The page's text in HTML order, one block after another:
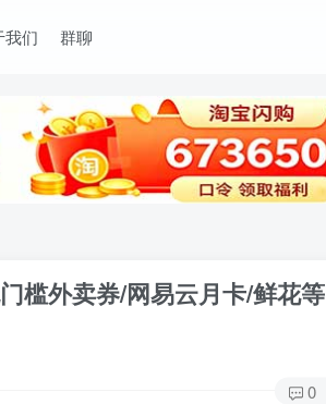
我们 群聊
槛外卖券/网易云月卡/鲜花等
0